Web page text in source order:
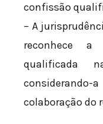
confissão
– A
reconhece a
qualificada
colaboração do